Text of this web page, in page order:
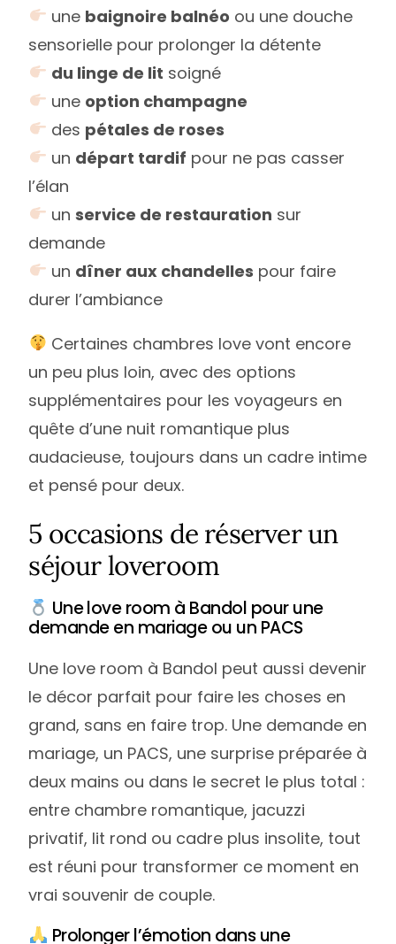
une baignoire balnéo ou une douche
sensorielle pour prolonger la détente
du linge de lit soigné
une option champagne
des pétales de roses
un départ tardif pour ne pas casser
l’élan
un service de restauration sur
demande
un dîner aux chandelles pour faire
durer l’ambiance
Certaines chambres love vont encore
un peu plus loin, avec des options
supplémentaires pour les voyageurs en
quête d’une nuit romantique plus
audacieuse, toujours dans un cadre intime
et pensé pour deux.
5 occasions de réserver un
séjour loveroom
Une love room à Bandol pour une
demande en mariage ou un PACS
Une love room à Bandol peut aussi devenir
le décor parfait pour faire les choses en
grand, sans en faire trop. Une demande en
mariage, un PACS, une surprise préparée à
deux mains ou dans le secret le plus total :
entre chambre romantique, jacuzzi
privatif, lit rond ou cadre plus insolite, tout
est réuni pour transformer ce moment en
vrai souvenir de couple.
Prolonger l’émotion dans une